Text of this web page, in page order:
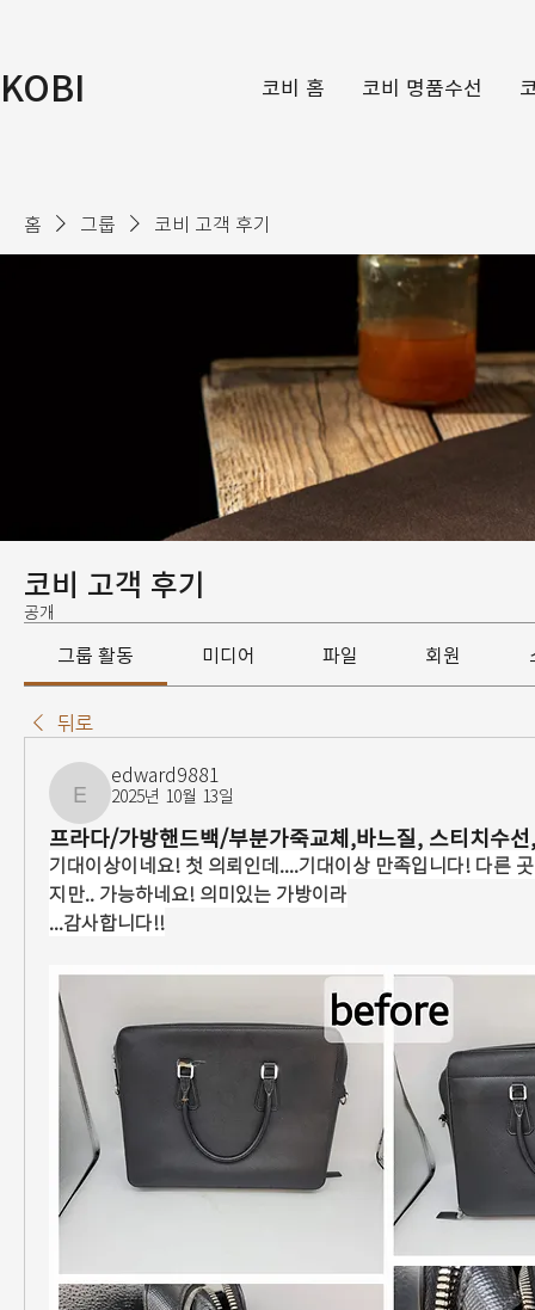
KOBI 코비 홈 코비 명품수선
홈 그룹 코비 고객 후기
코비 고객 후기
공개
그룹 활동 미디어 파일 회원
뒤로
edward9881
edward9881
2025년 10월 13일
프라다/가방핸드백/부분가죽교체,바느질, 스티치수
기대이상이네요! 첫 의뢰인데....기대이상 만족입니다! 다른
지만.. 가능하네요! 의미있는 가방이라
...감사합니다!!